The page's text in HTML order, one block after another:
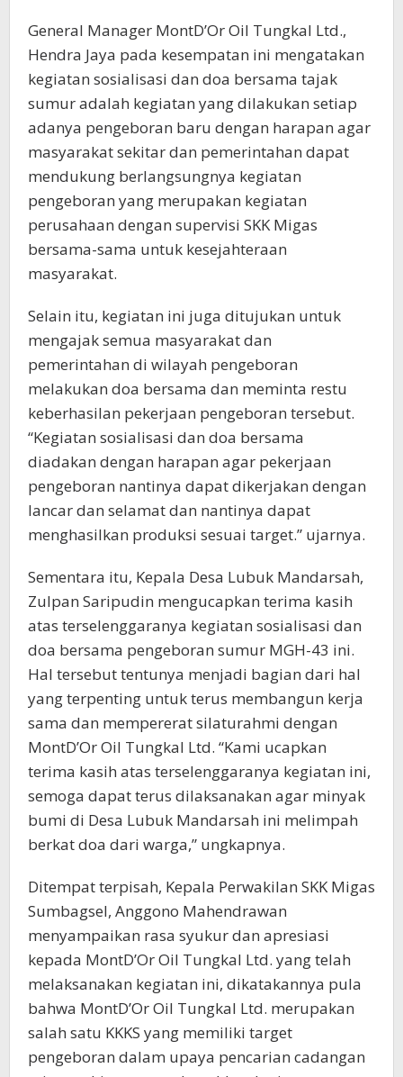
General Manager MontD’Or Oil Tungkal Ltd.,
Hendra Jaya pada kesempatan ini mengatakan
kegiatan sosialisasi dan doa bersama tajak
sumur adalah kegiatan yang dilakukan setiap
adanya pengeboran baru dengan harapan agar
masyarakat sekitar dan pemerintahan dapat
mendukung berlangsungnya kegiatan
pengeboran yang merupakan kegiatan
perusahaan dengan supervisi SKK Migas
bersama-sama untuk kesejahteraan
masyarakat.
Selain itu, kegiatan ini juga ditujukan untuk
mengajak semua masyarakat dan
pemerintahan di wilayah pengeboran
melakukan doa bersama dan meminta restu
keberhasilan pekerjaan pengeboran tersebut.
“Kegiatan sosialisasi dan doa bersama
diadakan dengan harapan agar pekerjaan
pengeboran nantinya dapat dikerjakan dengan
lancar dan selamat dan nantinya dapat
menghasilkan produksi sesuai target.” ujarnya.
Sementara itu, Kepala Desa Lubuk Mandarsah,
Zulpan Saripudin mengucapkan terima kasih
atas terselenggaranya kegiatan sosialisasi dan
doa bersama pengeboran sumur MGH-43 ini.
Hal tersebut tentunya menjadi bagian dari hal
yang terpenting untuk terus membangun kerja
sama dan mempererat silaturahmi dengan
MontD’Or Oil Tungkal Ltd. “Kami ucapkan
terima kasih atas terselenggaranya kegiatan ini,
semoga dapat terus dilaksanakan agar minyak
bumi di Desa Lubuk Mandarsah ini melimpah
berkat doa dari warga,” ungkapnya.
Ditempat terpisah, Kepala Perwakilan SKK Migas
Sumbagsel, Anggono Mahendrawan
menyampaikan rasa syukur dan apresiasi
kepada MontD’Or Oil Tungkal Ltd. yang telah
melaksanakan kegiatan ini, dikatakannya pula
bahwa MontD’Or Oil Tungkal Ltd. merupakan
salah satu KKKS yang memiliki target
pengeboran dalam upaya pencarian cadangan